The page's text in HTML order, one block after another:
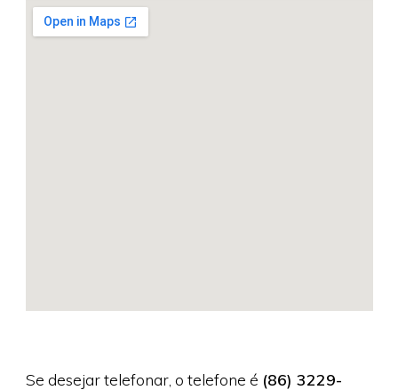
Se desejar telefonar, o telefone é (86) 3229-